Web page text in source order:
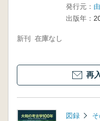
発行元：
出版年：
新刊 在庫なし
再
図録